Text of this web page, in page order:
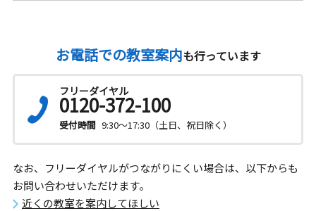
お電話での教室案内も行っています
フリーダイヤル
0120-372-100
受付時間 9:30～17:30（土日、祝日除く）
なお、フリーダイヤルがつながりにくい場合は、以下からも
お問い合わせいただけます。
近くの教室を案内してほしい